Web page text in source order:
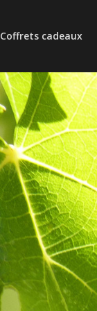
Coffrets cadeaux